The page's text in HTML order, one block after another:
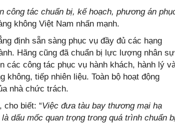
công tác chuẩn bị, kế hoạch, phương án
không Việt Nam nhấn mạnh.
định sẵn sàng phục vụ đầy đủ các hạng
Hãng cũng đã chuẩn bị lực lượng nhân
các công tác phục vụ hành khách, hành lý
không, tiếp nhiên liệu. Toàn bộ hoạt động
nhà chức trách.
cho biết: “Việc đưa tàu bay thương mại hạ
dấu mốc quan trọng trong quá trình chuẩn